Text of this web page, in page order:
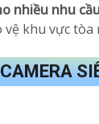
nhiều nhu
khu vực